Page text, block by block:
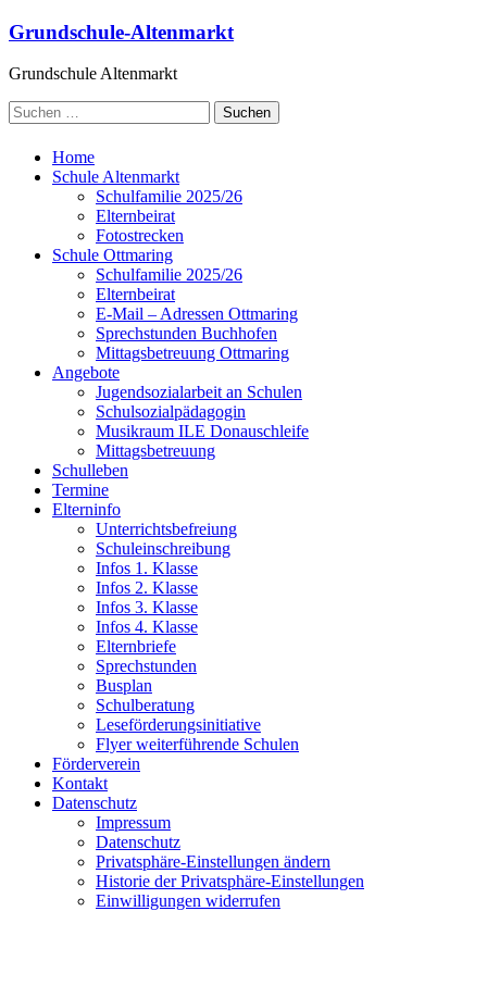
Grundschule-Altenmarkt
Grundschule Altenmarkt
Home
Schule Altenmarkt
Schulfamilie 2025/26
Elternbeirat
Fotostrecken
Schule Ottmaring
Schulfamilie 2025/26
Elternbeirat
E-Mail – Adressen Ottmaring
Sprechstunden Buchhofen
Mittagsbetreuung Ottmaring
Angebote
Jugendsozialarbeit an Schulen
Schulsozialpädagogin
Musikraum ILE Donauschleife
Mittagsbetreuung
Schulleben
Termine
Elterninfo
Unterrichtsbefreiung
Schuleinschreibung
Infos 1. Klasse
Infos 2. Klasse
Infos 3. Klasse
Infos 4. Klasse
Elternbriefe
Sprechstunden
Busplan
Schulberatung
Leseförderungsinitiative
Flyer weiterführende Schulen
Förderverein
Kontakt
Datenschutz
Impressum
Datenschutz
Privatsphäre-Einstellungen ändern
Historie der Privatsphäre-Einstellungen
Einwilligungen widerrufen